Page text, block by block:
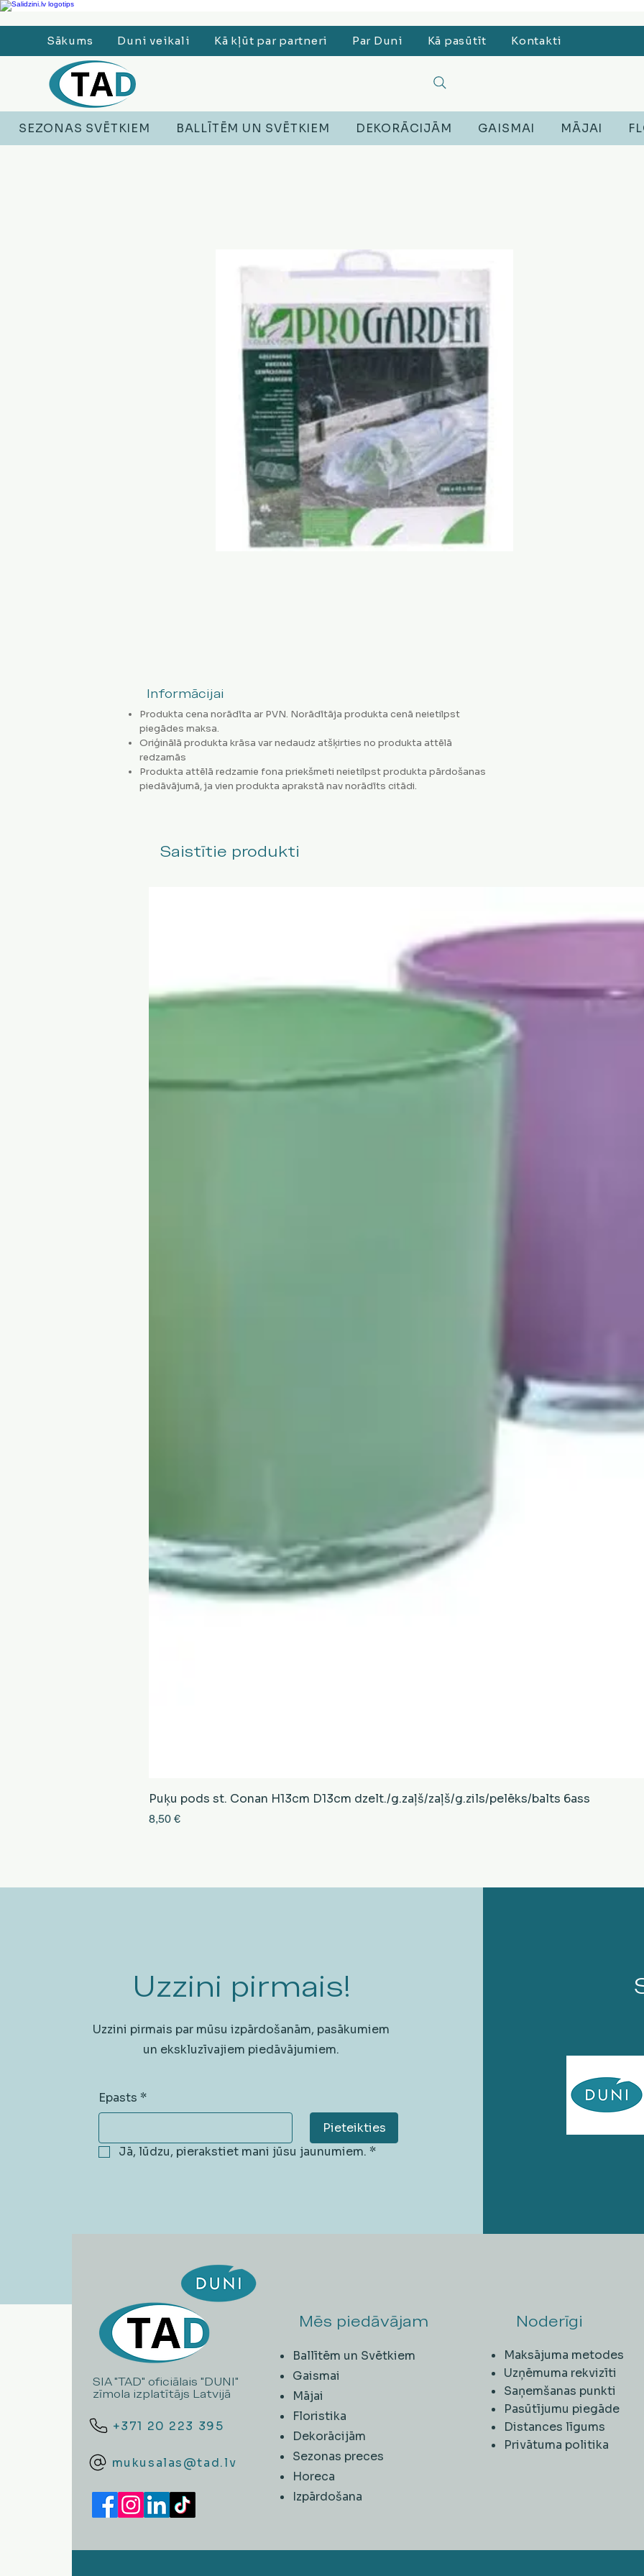
Ledusskapji, Sadzīves tehnika, Smaržas, Operatīvā atmiņa, Putekļu sūcēji, Lego, Austiņas
Sākums Duni veikali Kā kļūt par partneri Par Duni Kā pasūtīt Kontakti
SEZONAS SVĒTKIEM BALLĪTĒM UN SVĒTKIEM DEKORĀCIJĀM GAISMAI MĀJAI
Informācijai
Produkta cena norādīta ar PVN. Norādītāja produkta cenā neietilpst
piegādes maksa.
Oriģinālā produkta krāsa var nedaudz atšķirties no produkta attēlā
redzamās
Produkta attēlā redzamie fona priekšmeti neietilpst produkta pārdošanas
piedāvājumā, ja vien produkta aprakstā nav norādīts citādi.
Saistītie produkti
Ātrais skats
Puķu pods st. Conan H13cm D13cm dzelt./g.zaļš/zaļš/g.zils/pelēks/balts 6ass
Cena
8,50 €
Uzzini pirmais!
Uzzini pirmais par mūsu izpārdošanām, pasākumiem
un ekskluzīvajiem piedāvājumiem.
Epasts *
Pieteikties
Jā, lūdzu, pierakstiet mani jūsu jaunumiem. *
SIA "TAD" oficiālais "DUNI"
zīmola izplatītājs Latvijā
+371 20 223 395
mukusalas@tad.lv
Mēs piedāvājam
Ballītēm un Svētkiem
Gaismai
Mājai
Floristika
Dekorācijām
Sezonas preces
Horeca
​Izpārdošana
Noderīgi
Maksājuma metodes
Uzņēmuma rekvizīti
Saņemšanas punkti
Pasūtījumu piegāde
Distances līgums
Privātuma politika